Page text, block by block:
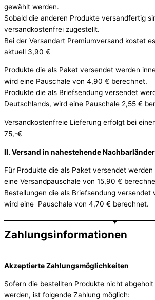
gewählt werden.
Sobald die anderen Produkte versandfertig
versandkostenfrei zugestellt.
Bei der Versandart Premiumversand kostet
aktuell 3,90 €
Produkte die als Paket versendet werden
wird eine Pauschale von 4,90 € berechnet.
Produkte die als Briefsendung versendet
Deutschlands, wird eine Pauschale 2,55 €
Versandkostenfreie Lieferung erfolgt bei
75,-€
II. Versand in nahestehende Nachbarländer
Für Produkte die als Paket versendet
eine Versandpauschale von 15,90 €
Bestellungen die als Briefsendung versendet
wird eine Pauschale von 4,70 € berechnet.
Zahlungsinformationen
Akzeptierte Zahlungsmöglichkeiten
Sofern die bestellten Produkte nicht
werden, ist folgende Zahlung möglich: